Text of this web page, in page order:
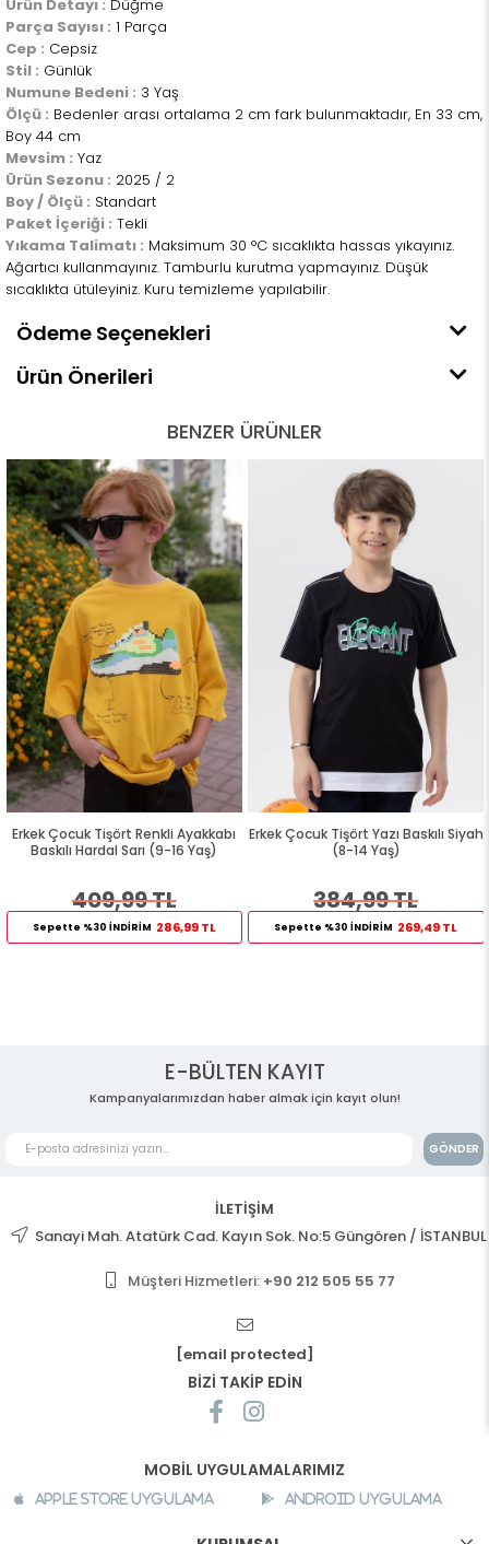
Ürün Detayı : Düğme
Parça Sayısı : 1 Parça
Cep : Cepsiz
Stil : Günlük
Numune Bedeni : 3 Yaş
Ölçü : Bedenler arası ortalama 2 cm fark bulunmaktadır, En 33 cm,
Boy 44 cm
Mevsim : Yaz
Ürün Sezonu : 2025 / 2
Boy / Ölçü : Standart
Paket İçeriği : Tekli
Yıkama Talimatı : Maksimum 30 °C sıcaklıkta hassas yıkayınız.
Ağartıcı kullanmayınız. Tamburlu kurutma yapmayınız. Düşük
sıcaklıkta ütüleyiniz. Kuru temizleme yapılabilir.
Ödeme Seçenekleri
Ürün Önerileri
BENZER ÜRÜNLER
Erkek Çocuk Tişört Renkli Ayakkabı
Baskılı Hardal Sarı (9-16 Yaş)
409,99 TL
Sepette %30 İNDİRİM 286,99 TL
Erkek Çocuk Tişört Yazı Baskılı Siyah
(8-14 Yaş)
384,99 TL
Sepette %30 İNDİRİM 269,49 TL
E-BÜLTEN KAYIT
Kampanyalarımızdan haber almak için kayıt olun!
GÖNDER
İLETİŞİM
Sanayi Mah. Atatürk Cad. Kayın Sok. No:5 Güngören / İSTANBUL
Müşteri Hizmetleri: +90 212 505 55 77
[email protected]
BİZİ TAKİP EDİN
MOBİL UYGULAMALARIMIZ
Apple Store Uygulama Android Uygulama